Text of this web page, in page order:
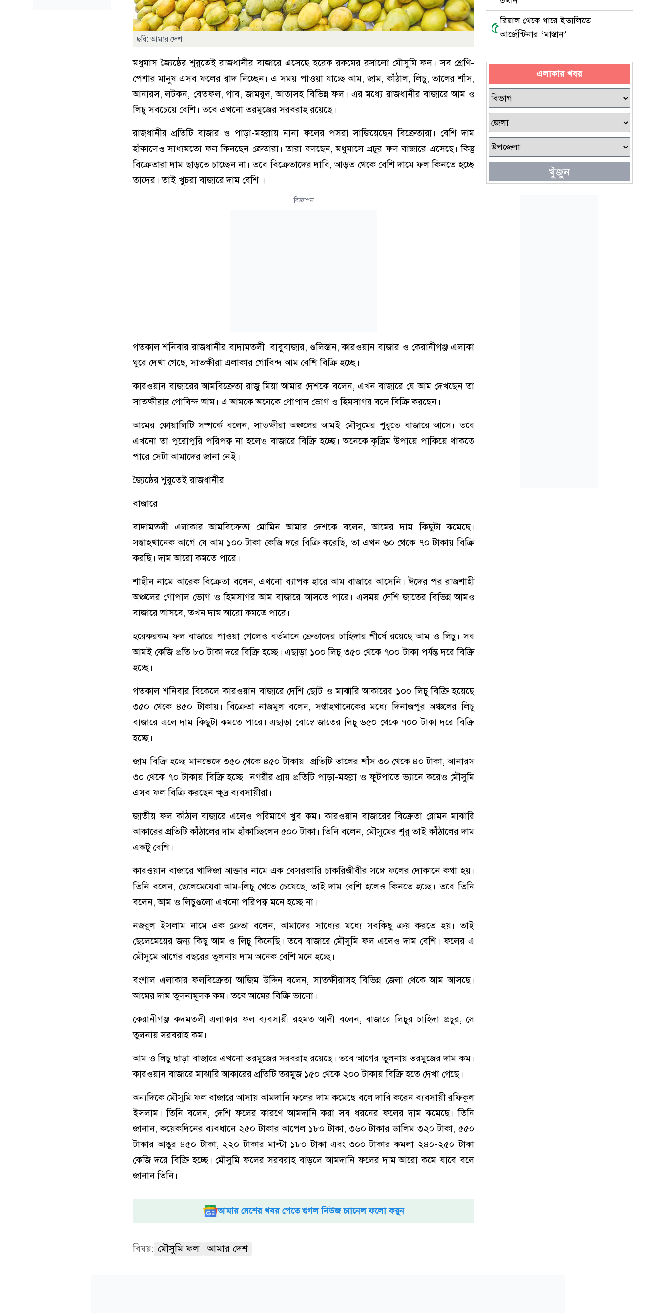
ছবি: আমার দেশ
মধুমাস জ্যৈষ্ঠের শুরুতেই রাজধানীর বাজারে এসেছে হরেক রকমের রসালো মৌসুমি ফল। সব শ্রেণি-
পেশার মানুষ এসব ফলের স্বাদ নিচ্ছেন। এ সময় পাওয়া যাচ্ছে আম, জাম, কাঁঠাল, লিচু, তালের শাঁস,
আনারস, লটকন, বেতফল, গাব, জামরুল, আতাসহ বিভিন্ন ফল। এর মধ্যে রাজধানীর বাজারে আম ও
লিচু সবচেয়ে বেশি। তবে এখনো তরমুজের সরবরাহ রয়েছে।
রাজধানীর প্রতিটি বাজার ও পাড়া-মহল্লায় নানা ফলের পসরা সাজিয়েছেন বিক্রেতারা। বেশি দাম
হাঁকালেও সাধ্যমতো ফল কিনছেন ক্রেতারা। তারা বলছেন, মধুমাসে প্রচুর ফল বাজারে এসেছে। কিন্তু
বিক্রেতারা দাম ছাড়তে চাচ্ছেন না। তবে বিক্রেতাদের দাবি, আড়ত থেকে বেশি দামে ফল কিনতে হচ্ছে
তাদের। তাই খুচরা বাজারে দাম বেশি ।
বিজ্ঞাপন
গতকাল শনিবার রাজধানীর বাদামতলী, বাবুবাজার, গুলিস্তান, কারওয়ান বাজার ও কেরানীগঞ্জ এলাকা
ঘুরে দেখা গেছে, সাতক্ষীরা এলাকার গোবিন্দ আম বেশি বিক্রি হচ্ছে।
কারওয়ান বাজারের আমবিক্রেতা রাজু মিয়া আমার দেশকে বলেন, এখন বাজারে যে আম দেখছেন তা
সাতক্ষীরার গোবিন্দ আম। এ আমকে অনেকে গোপাল ভোগ ও হিমসাগর বলে বিক্রি করছেন।
আমের কোয়ালিটি সম্পর্কে বলেন, সাতক্ষীরা অঞ্চলের আমই মৌসুমের শুরুতে বাজারে আসে। তবে
এখনো তা পুরোপুরি পরিপক্ব না হলেও বাজারে বিক্রি হচ্ছে। অনেকে কৃত্রিম উপায়ে পাকিয়ে থাকতে
পারে সেটা আমাদের জানা নেই।
জ্যৈষ্ঠের শুরুতেই রাজধানীর
বাজারে
বাদামতলী এলাকার আমবিক্রেতা মোমিন আমার দেশকে বলেন, আমের দাম কিছুটা কমেছে।
সপ্তাহখানেক আগে যে আম ১০০ টাকা কেজি দরে বিক্রি করেছি, তা এখন ৬০ থেকে ৭০ টাকায় বিক্রি
করছি। দাম আরো কমতে পারে।
শাহীন নামে আরেক বিক্রেতা বলেন, এখনো ব্যাপক হারে আম বাজারে আসেনি। ঈদের পর রাজশাহী
অঞ্চলের গোপাল ভোগ ও হিমসাগর আম বাজারে আসতে পারে। এসময় দেশি জাতের বিভিন্ন আমও
বাজারে আসবে, তখন দাম আরো কমতে পারে।
হরেকরকম ফল বাজারে পাওয়া গেলেও বর্তমানে ক্রেতাদের চাহিদার শীর্ষে রয়েছে আম ও লিচু। সব
আমই কেজি প্রতি ৮০ টাকা দরে বিক্রি হচ্ছে। এছাড়া ১০০ লিচু ৩৫০ থেকে ৭০০ টাকা পর্যন্ত দরে বিক্রি
হচ্ছে।
গতকাল শনিবার বিকেলে কারওয়ান বাজারে দেশি ছোট ও মাঝারি আকারের ১০০ লিচু বিক্রি হয়েছে
৩৫০ থেকে ৪৫০ টাকায়। বিক্রেতা নাজমুল বলেন, সপ্তাহখানেকের মধ্যে দিনাজপুর অঞ্চলের লিচু
বাজারে এলে দাম কিছুটা কমতে পারে। এছাড়া বোম্বে জাতের লিচু ৬৫০ থেকে ৭০০ টাকা দরে বিক্রি
হচ্ছে।
জাম বিক্রি হচ্ছে মানভেদে ৩৫০ থেকে ৪৫০ টাকায়। প্রতিটি তালের শাঁস ৩০ থেকে ৪০ টাকা, আনারস
৩০ থেকে ৭০ টাকায় বিক্রি হচ্ছে। নগরীর প্রায় প্রতিটি পাড়া-মহল্লা ও ফুটপাতে ভ্যানে করেও মৌসুমি
এসব ফল বিক্রি করছেন ক্ষুদ্র ব্যবসায়ীরা।
জাতীয় ফল কাঁঠাল বাজারে এলেও পরিমাণে খুব কম। কারওয়ান বাজারের বিক্রেতা রোমন মাঝারি
আকারের প্রতিটি কাঁঠালের দাম হাঁকাচ্ছিলেন ৫০০ টাকা। তিনি বলেন, মৌসুমের শুরু তাই কাঁঠালের দাম
একটু বেশি।
কারওয়ান বাজারে খাদিজা আক্তার নামে এক বেসরকারি চাকরিজীবীর সঙ্গে ফলের দোকানে কথা হয়।
তিনি বলেন, ছেলেমেয়েরা আম-লিচু খেতে চেয়েছে, তাই দাম বেশি হলেও কিনতে হচ্ছে। তবে তিনি
বলেন, আম ও লিচুগুলো এখনো পরিপক্ব মনে হচ্ছে না।
নজরুল ইসলাম নামে এক ক্রেতা বলেন, আমাদের সাধ্যের মধ্যে সবকিছু ক্রয় করতে হয়। তাই
ছেলেমেয়ের জন্য কিছু আম ও লিচু কিনেছি। তবে বাজারে মৌসুমি ফল এলেও দাম বেশি। ফলের এ
মৌসুমে আগের বছরের তুলনায় দাম অনেক বেশি মনে হচ্ছে।
বংশাল এলাকার ফলবিক্রেতা আজিম উদ্দিন বলেন, সাতক্ষীরাসহ বিভিন্ন জেলা থেকে আম আসছে।
আমের দাম তুলনামূলক কম। তবে আমের বিক্রি ভালো।
কেরানীগঞ্জ কদমতলী এলাকার ফল ব্যবসায়ী রহমত আলী বলেন, বাজারে লিচুর চাহিদা প্রচুর, সে
তুলনায় সরবরাহ কম।
আম ও লিচু ছাড়া বাজারে এখনো তরমুজের সরবরাহ রয়েছে। তবে আগের তুলনায় তরমুজের দাম কম।
কারওয়ান বাজারে মাঝারি আকারের প্রতিটি তরমুজ ১৫০ থেকে ২০০ টাকায় বিক্রি হতে দেখা গেছে।
অন্যদিকে মৌসুমি ফল বাজারে আসায় আমদানি ফলের দাম কমেছে বলে দাবি করেন ব্যবসায়ী রফিকুল
ইসলাম। তিনি বলেন, দেশি ফলের কারণে আমদানি করা সব ধরনের ফলের দাম কমেছে। তিনি
জানান, কয়েকদিনের ব্যবধানে ২৫০ টাকার আপেল ১৮০ টাকা, ৩৬০ টাকার ডালিম ৩২০ টাকা, ৫৫০
টাকার আঙুর ৪৫০ টাকা, ২২০ টাকার মাল্টা ১৮০ টাকা এবং ৩০০ টাকার কমলা ২৪০-২৫০ টাকা
কেজি দরে বিক্রি হচ্ছে। মৌসুমি ফলের সরবরাহ বাড়লে আমদানি ফলের দাম আরো কমে যাবে বলে
জানান তিনি।
আমার দেশের খবর পেতে গুগল নিউজ চ্যানেল ফলো করুন
বিষয়: মৌসুমি ফল আমার দেশ
৫রিয়াল থেকে ধারে ইতালিতে
আর্জেন্টিনার ‘মাস্তান’
এলাকার খবর
খুঁজুন